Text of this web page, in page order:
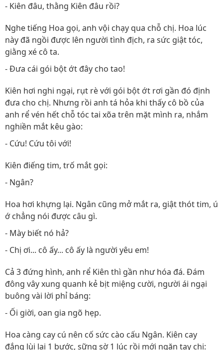
- Kiên đâu, thằng Kiên đâu rồi?
Nghe tiếng Hoa gọi, anh vội chạy qua chỗ chị. Hoa lúc
này đã ngồi được lên người tình địch, ra sức giật tóc,
giằng xé cô ta.
- Đưa cái gói bột ớt đây cho tao!
Kiên hơi nghi ngại, rụt rè với gói bột ớt rơi gần đó định
đưa cho chị. Nhưng rồi anh tá hỏa khi thấy cô bồ của
anh rể vén hết chỗ tóc tai xõa trên mặt mình ra, nhắm
nghiền mắt kêu gào:
- Cứu! Cứu tôi với!
Kiên điếng tim, trố mắt gọi:
- Ngân?
Hoa hơi khựng lại. Ngân cũng mở mắt ra, giật thót tim, ú
ớ chẳng nói được câu gì.
- Mày biết nó hả?
- Chị ơi... cô ấy... cô ấy là người yêu em!
Cả 3 đứng hình, anh rể Kiên thì gần như hóa đá. Đám
đông vây xung quanh kẻ bịt miệng cười, người ái ngại
buông vài lời phỉ báng:
- Ối giời, oan gia ngõ hẹp.
Hoa càng cay cú nên cố sức cào cấu Ngân. Kiên cay
đắng lùi lại 1 bước, sững sờ 1 lúc rồi mới ngăn tay chị: